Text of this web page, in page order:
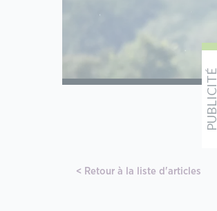
Retour à la liste d'articles